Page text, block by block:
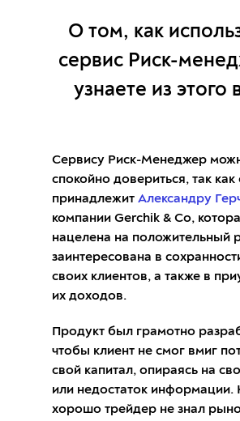
О том, как
сервис Риск-
узнаете из этого
Сервису Риск-Менеджер
спокойно довериться, так как
принадлежит Александру
компании Gerchik & Co,
нацелена на положительный
заинтересована в
своих клиентов, а также в
их доходов.
Продукт был грамотно
чтобы клиент не смог вмиг
свой капитал, опираясь на
или недостаток информации.
хорошо трейдер не знал